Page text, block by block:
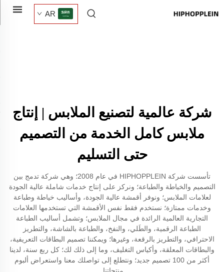
AR
شركة عالمية لتصنيع الملابس | إنتاج
ملابس كامل الخدمة من التصميم
حتى التسليم
تأسست شركة HIPHOPPLEIN في عام 2008؛ وهي شركة تدمج بين
التصميم والخياطة والطباعة؛ ونركز على إنتاج خدمات شاملة عالية الجودة
لعلامات الملابس؛ ونوفر أقمشة عالية الجودة، وأساليب خياطة وطباعة
وخدمات ممتازة؛ نستخدم فقط نفس الأقمشة التي تستخدمها العلامات
التجارية العالمية الرائدة في مجال الملابس؛ وتشمل أساليب الطباعة
الطباعة الرقمية، والطَلي، والنفخ، والطباعة بالشاشة، والتطريز
الاحترافي، والتطريز بالرقعة، وغيرها؛ ويمكننا تصميم البطاقات التعريفية،
والبطاقات المعلقة، وأكياس التغليف، وما إلى ذلك لك؛ كل ربع سنة، لدينا
أكثر من 100 تصميم جديد؛ ونتطلع إلى تواصلك معنا واستعراض ألبوم